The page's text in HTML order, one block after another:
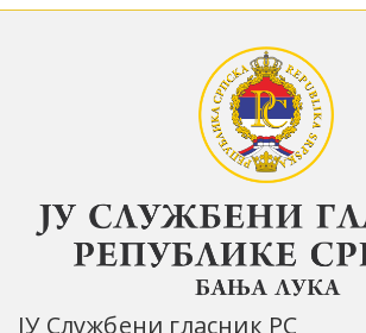
ЈУ Службени гласник РС